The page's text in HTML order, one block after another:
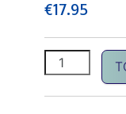
€17.95
Oestermes